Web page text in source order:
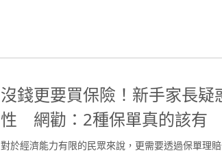
沒錢更要買保險！新手家長疑
性 網勸：2種保單真的該有
對於經濟能力有限的民眾來說，更需要透過保單理